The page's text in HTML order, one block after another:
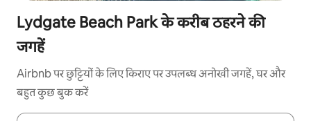
Lydgate Beach Park के करीब ठहरने की
जगहें
Airbnb पर छुट्टियों के लिए किराए पर उपलब्ध अनोखी जगहें, घर और
बहुत कुछ बुक करें